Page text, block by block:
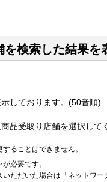
を検索した結果を
しております。(50音順)
品受取り店舗を選択して
ることはできません。
必要です。
いただいた場合は「ネットワ